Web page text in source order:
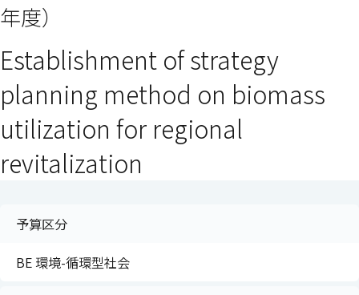
ウで開きます）
ンドウで開きます）
ウインドウで開きます）
年度）
Establishment of strategy
planning method on biomass
utilization for regional
revitalization
予算区分
BE 環境-循環型社会